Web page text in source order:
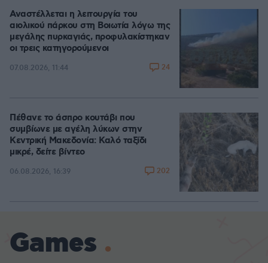
Αναστέλλεται η λειτουργία του
αιολικού πάρκου στη Βοιωτία λόγω της
μεγάλης πυρκαγιάς, προφυλακίστηκαν
οι τρεις κατηγορούμενοι
07.08.2026, 11:44 24
Πέθανε το άσπρο κουτάβι που
συμβίωνε με αγέλη λύκων στην
Κεντρική Μακεδονία: Καλό ταξίδι
μικρέ, δείτε βίντεο
06.08.2026, 16:39 202
Games